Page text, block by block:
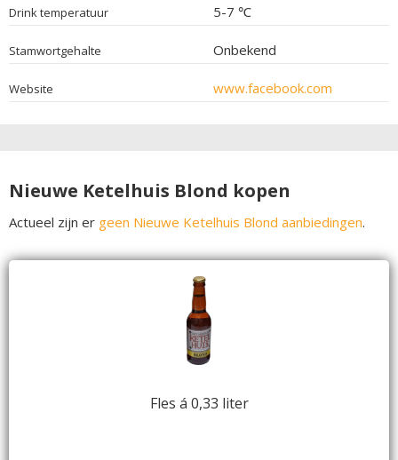
Drink temperatuur 5-7 ℃
Stamwortgehalte Onbekend
Website www.facebook.com
Nieuwe Ketelhuis Blond kopen
Actueel zijn er geen Nieuwe Ketelhuis Blond aanbiedingen.
Fles á 0,33 liter